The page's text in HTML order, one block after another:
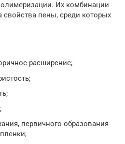
Их комбинации
свойства пены, среди которых
расширение;
первичного образования